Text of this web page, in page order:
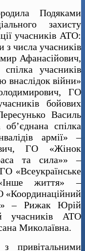
Подяками
захисту
учасників АТО:
з числа учасників
Афанасійович,
учасників
внаслідок війни»
ГО
бойових
Василь
спілка
армії» –
ГО «Жінок
та сила»» –
«Всеукраїнське
«Інше життя» –
«Координаційний
– Рижак Юрій
учасників АТО
Миколаївна.
привітальними